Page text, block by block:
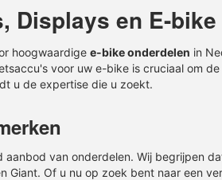
Displays en E-
hoogwaardige e-bike onderdelen in
's voor uw e-bike is cruciaal om
u de expertise die u zoekt.
van onderdelen. Wij begrijpen
Giant. Of u nu op zoek bent naar een